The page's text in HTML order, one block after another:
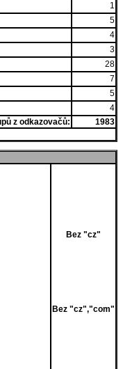
1
5
4
3
28
7
5
4
z odkazovačů:
1983
Bez "cz"
Bez "cz","com"